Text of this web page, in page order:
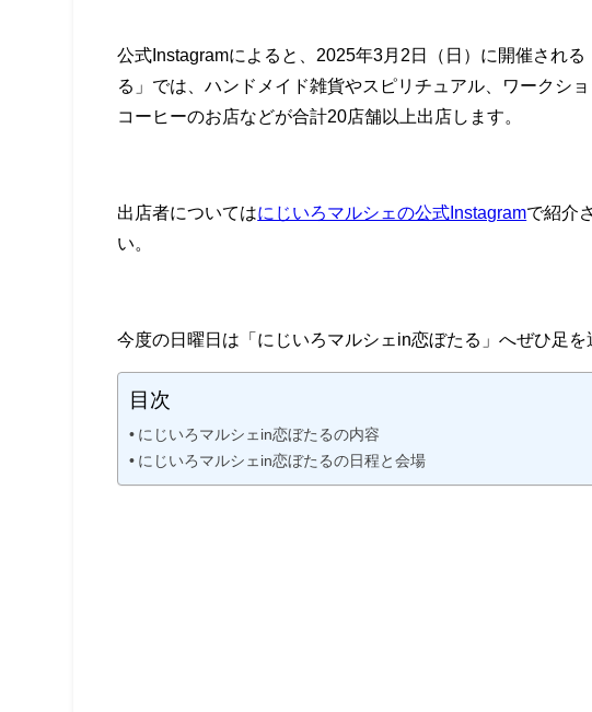
公式Instagramによると、2025年3月2日（日）に開催され
る」では、ハンドメイド雑貨やスピリチュアル、ワークシ
コーヒーのお店などが合計20店舗以上出店します。
出店者についてはにじいろマルシェの公式Instagramで紹介
い。
今度の日曜日は「にじいろマルシェin恋ぼたる」へぜひ足を
目次
にじいろマルシェin恋ぼたるの内容
にじいろマルシェin恋ぼたるの日程と会場